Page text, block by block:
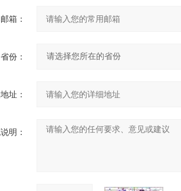
箱：
省份：
址：
明：